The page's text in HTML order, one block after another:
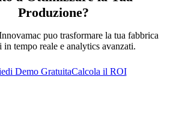
Produzione?
puo trasformare la tua fabbrica
in tempo reale e analytics avanzati.
Demo GratuitaCalcola il ROI